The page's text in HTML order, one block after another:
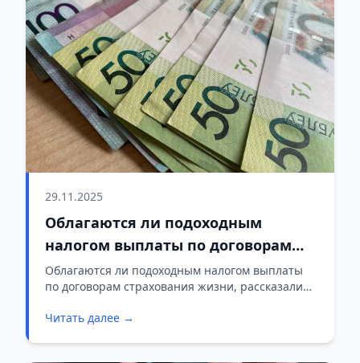
29.11.2025
Облагаются ли подоходным
налогом выплаты по договорам
страхования жизни
Облагаются ли подоходным налогом выплаты
по договорам страхования жизни, рассказали
Читать далее →